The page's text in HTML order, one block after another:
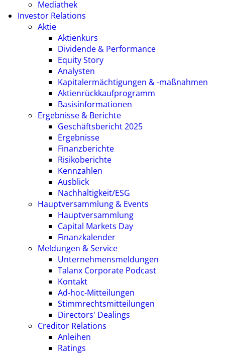
Mediathek
Investor Relations
Aktie
Aktienkurs
Dividende & Performance
Equity Story
Analysten
Kapitalermächtigungen & -maßnahmen
Aktienrückkaufprogramm
Basisinformationen
Ergebnisse & Berichte
Geschäftsbericht 2025
Ergebnisse
Finanzberichte
Risikoberichte
Kennzahlen
Ausblick
Nachhaltigkeit/ESG
Hauptversammlung & Events
Hauptversammlung
Capital Markets Day
Finanzkalender
Meldungen & Service
Unternehmensmeldungen
Talanx Corporate Podcast
Kontakt
Ad-hoc-Mitteilungen
Stimmrechtsmitteilungen
Directors' Dealings
Creditor Relations
Anleihen
Ratings